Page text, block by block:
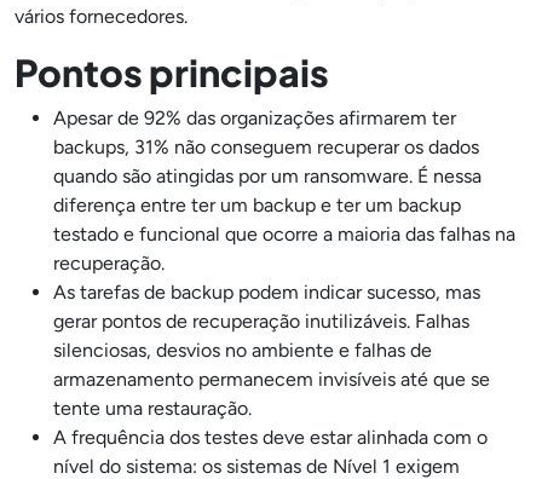
vários fornecedores.
Pontos principais
Apesar de 92% das organizações afirmarem ter
backups, 31% não conseguem recuperar os dados
quando são atingidas por um ransomware. É nessa
diferença entre ter um backup e ter um backup
testado e funcional que ocorre a maioria das falhas na
recuperação.
As tarefas de backup podem indicar sucesso, mas
gerar pontos de recuperação inutilizáveis. Falhas
silenciosas, desvios no ambiente e falhas de
armazenamento permanecem invisíveis até que se
tente uma restauração.
A frequência dos testes deve estar alinhada com o
nível do sistema: os sistemas de Nível 1 exigem